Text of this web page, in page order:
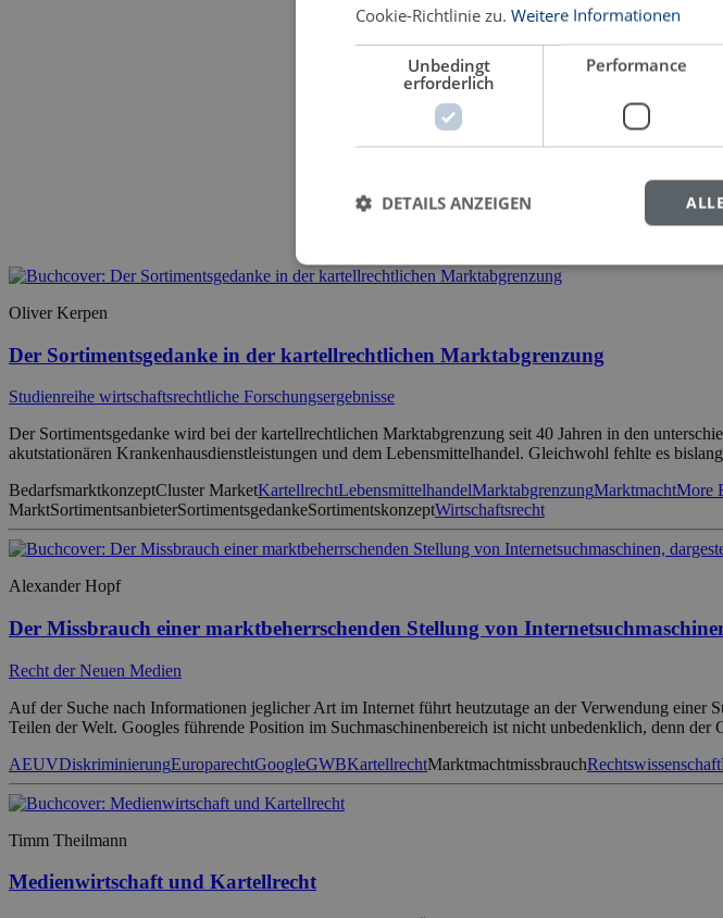
Oliver Kerpen
Der Sortimentsgedanke in der kartellrechtlichen Marktabgrenzung
Studienreihe wirtschaftsrechtliche Forschungsergebnisse
Der Sortimentsgedanke wird bei der kartellrechtlichen Marktabgrenzung seit 40 Jahren in den
akutstationären Krankenhausdienstleistungen und dem Lebensmittelhandel. Gleichwohl fehlte es
BedarfsmarktkonzeptCluster MarketKartellrechtLebensmittelhandelMarktabgrenzungMarktmachtMore
MarktSortimentsanbieterSortimentsgedankeSortimentskonzeptWirtschaftsrecht
Alexander Hopf
Der Missbrauch einer marktbeherrschenden Stellung von
Recht der Neuen Medien
Auf der Suche nach Informationen jeglicher Art im Internet führt heutzutage an der Verwendung
Teilen der Welt. Googles führende Position im Suchmaschinenbereich ist nicht unbedenklich, denn
AEUVDiskriminierungEuroparechtGoogleGWBKartellrechtMarktmachtmissbrauchRechtswissenschaft
Timm Theilmann
Medienwirtschaft und Kartellrecht
Cookie-Richtlinie zu. Weitere Informationen
Unbedingt
erforderlich
Performance
DETAILS ANZEIGEN